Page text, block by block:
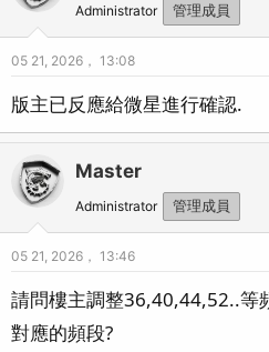
Administrator 管理成員
05 21, 2026， 13:08
版主已反應給微星進行確認.
Master
Administrator 管理成員
05 21, 2026， 13:46
請問樓主調整36,40,44,52..等
對應的頻段?